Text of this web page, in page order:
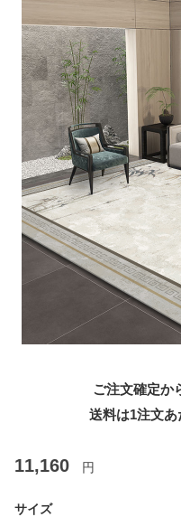
ご注文確定か
送料は1注文あ
11,160 円
サイズ